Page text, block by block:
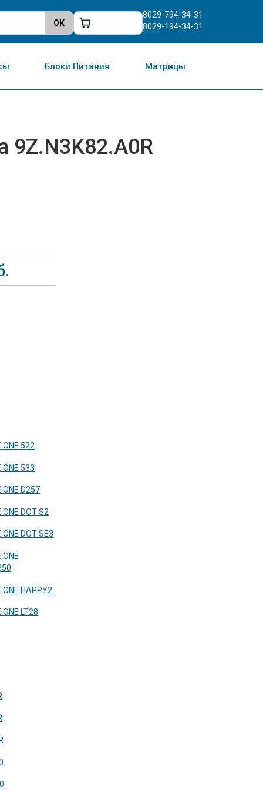
8029-794-34-31
8029-194-34-31
Блоки Питания Матрицы
9Z.N3K82.A0R
ONE 522
ONE 533
ONE D257
ONE DOT S2
ONE DOT SE3
ONE
ONE HAPPY2
ONE LT28